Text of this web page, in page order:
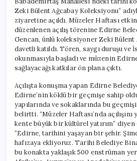
Zeki Bülent Ağcabay Koleksiyonu”
ziyaretine açıldı. Müzeler Haftası
düzenlenen açılış törenine Edirne
Gencan, ünlü koleksiyoner Zeki Bülent
davetli katıldı. Tören, saygı duruşu ve
okunmasıyla başladı ve müzenin
sağlayacağı katkılar ön plana çıktı.
Açılışta konuşma yapan Edirne
Edirne’nin köklü bir geçmişe sahip
yapılarında ve sokaklarında bu
belirtti. “Müzeler Haftası’nda açılışını
kente büyük bir kültürel yatırım” diyen
“Edirne, tarihini yaşayan bir şehir.
hafızaya ekliyoruz. Tarihi Belediye
bu konakta yaklaşık 500 enstrüman yer